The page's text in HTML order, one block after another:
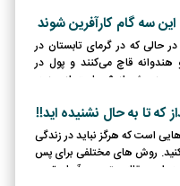
با توكل بر خداوند منان، آينده
این سه گام کارآفرین شوند
در حالی که در گرمای تابستان در
هندوانه قاچ می‌کنند و پول در
می‌آورند برای شما که مجبورید بیش از ۹ ساعت از روز در
است و هم لج درآور.
تا به حال نشنیده اید!!
است که هرگز نباید در زندگی
کنید. روش های مختلفی برای پس
این مقاله بهترین و آسان ترین